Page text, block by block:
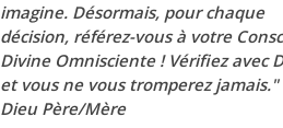
imagine. Désormais, pour chaque
décision, référez-vous à votre
Divine Omnisciente ! Vérifiez avec
et vous ne vous tromperez jamais."
Dieu Père/Mère